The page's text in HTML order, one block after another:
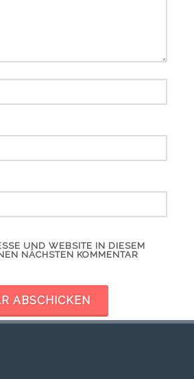
UND WEBSITE IN DIESEM
NÄCHSTEN KOMMENTAR